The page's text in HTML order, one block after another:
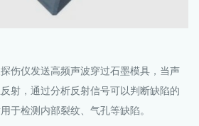
伤仪发送高频声波穿过石墨模具，当声
射，通过分析反射信号可以判断缺陷的
于检测内部裂纹、气孔等缺陷。